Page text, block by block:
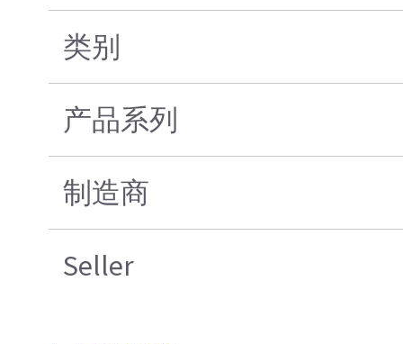
类别
产品系列
制造商
Seller